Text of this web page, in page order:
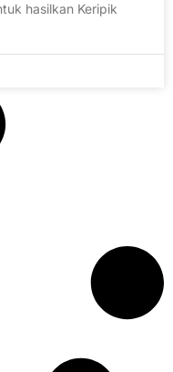
hasilkan Keripik